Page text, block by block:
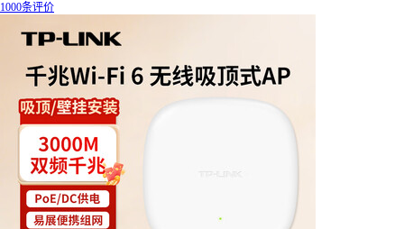
1000条评价